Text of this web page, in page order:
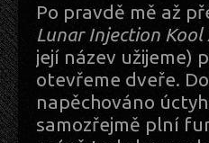
Po pravdě mě až
Lunar Injection Kool
její název užijeme)
otevřeme dveře.
napěchováno
samozřejmě plní